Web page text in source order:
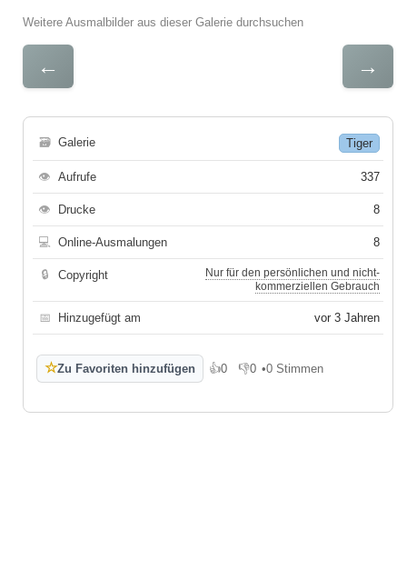
Weitere Ausmalbilder aus dieser Galerie durchsuchen
← →
🗃 Galerie Tiger
👁 Aufrufe 337
👁 Drucke 8
💻 Online-Ausmalungen 8
🔒 Copyright
Nur für den persönlichen und nicht-
kommerziellen Gebrauch
📅 Hinzugefügt am vor 3 Jahren
☆Zu Favoriten hinzufügen 👍0
Gefällt mir
👎0
Gefällt mir nicht
•0 Stimmen